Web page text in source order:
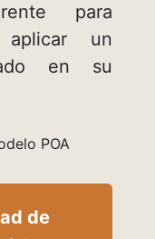
para
un
en su
de